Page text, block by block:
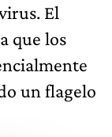
El
que los
un flagelo